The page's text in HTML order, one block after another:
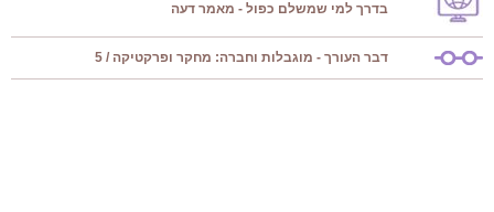
בדרך למי שמשלם כפול - מאמר דעה
דבר העורך - מוגבלות וחברה: מחקר ופרקטיקה / 5